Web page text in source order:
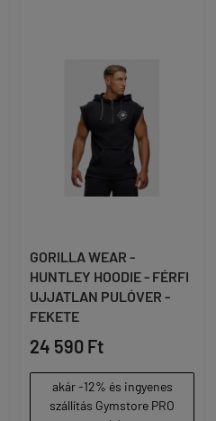
GORILLA WEAR -
HUNTLEY HOODIE - FÉRFI
UJJATLAN PULÓVER -
FEKETE
24 590 Ft
akár -12% és ingyenes
szállítás Gymstore PRO